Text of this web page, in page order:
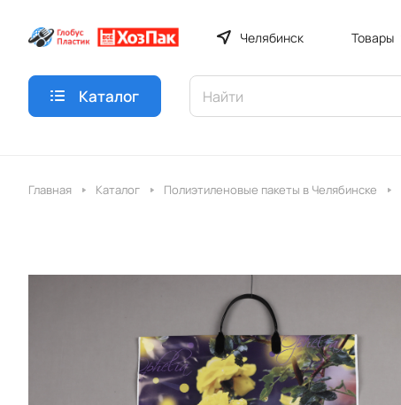
Челябинск Товары
Каталог
Главная Каталог Полиэтиленовые пакеты в Челябинске